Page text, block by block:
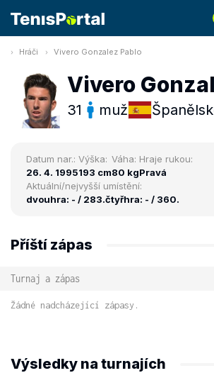
Hráči Vivero Gonzalez Pablo
Vivero
31 muž
Datum nar.:
26. 4. 1995
Výška:
193 cm
Váha:
80 kg
Hraje rukou:
Pravá
Aktuální/nejvyšší umístění:
dvouhra: - / 283.čtyřhra: - / 360.
Příští zápas
Turnaj a zápas
Žádné nadcházející zápasy.
Výsledky na turnajích